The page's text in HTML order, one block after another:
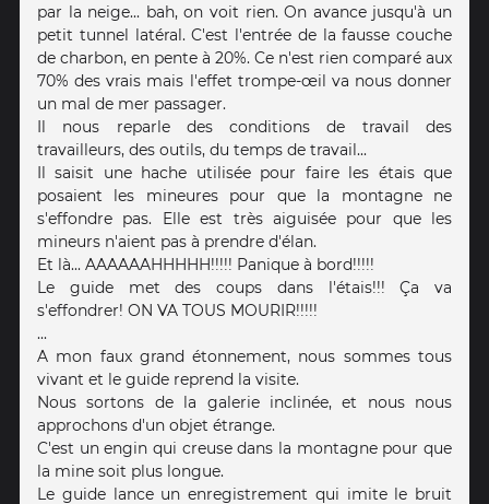
par la neige... bah, on voit rien. On avance jusqu'à un
petit tunnel latéral. C'est l'entrée de la fausse couche
de charbon, en pente à 20%. Ce n'est rien comparé aux
70% des vrais mais l'effet trompe-œil va nous donner
un mal de mer passager.
Il nous reparle des conditions de travail des
travailleurs, des outils, du temps de travail...
Il saisit une hache utilisée pour faire les étais que
posaient les mineures pour que la montagne ne
s'effondre pas. Elle est très aiguisée pour que les
mineurs n'aient pas à prendre d'élan.
Et là... AAAAAAHHHHH!!!!! Panique à bord!!!!!
Le guide met des coups dans l'étais!!! Ça va
s'effondrer! ON VA TOUS MOURIR!!!!!
...
A mon faux grand étonnement, nous sommes tous
vivant et le guide reprend la visite.
Nous sortons de la galerie inclinée, et nous nous
approchons d'un objet étrange.
C'est un engin qui creuse dans la montagne pour que
la mine soit plus longue.
Le guide lance un enregistrement qui imite le bruit